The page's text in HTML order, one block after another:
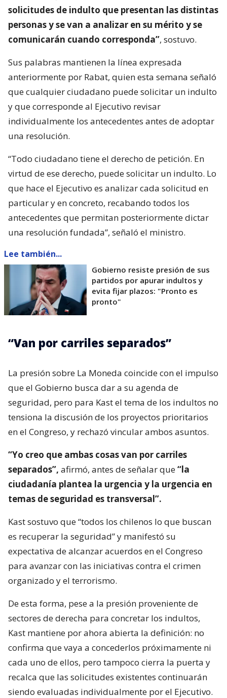
solicitudes de indulto que presentan las distintas
personas y se van a analizar en su mérito y se
comunicarán cuando corresponda”, sostuvo.
Sus palabras mantienen la línea expresada
anteriormente por Rabat, quien esta semana señaló
que cualquier ciudadano puede solicitar un indulto
y que corresponde al Ejecutivo revisar
individualmente los antecedentes antes de adoptar
una resolución.
“Todo ciudadano tiene el derecho de petición. En
virtud de ese derecho, puede solicitar un indulto. Lo
que hace el Ejecutivo es analizar cada solicitud en
particular y en concreto, recabando todos los
antecedentes que permitan posteriormente dictar
una resolución fundada”, señaló el ministro.
Lee también...
Gobierno resiste presión de sus
partidos por apurar indultos y
evita fijar plazos: "Pronto es
pronto"
“Van por carriles separados”
La presión sobre La Moneda coincide con el impulso
que el Gobierno busca dar a su agenda de
seguridad, pero para Kast el tema de los indultos no
tensiona la discusión de los proyectos prioritarios
en el Congreso, y rechazó vincular ambos asuntos.
“Yo creo que ambas cosas van por carriles
separados”, afirmó, antes de señalar que“la
ciudadanía plantea la urgencia y la urgencia en
temas de seguridad es transversal”.
Kast sostuvo que “todos los chilenos lo que buscan
es recuperar la seguridad” y manifestó su
expectativa de alcanzar acuerdos en el Congreso
para avanzar con las iniciativas contra el crimen
organizado y el terrorismo.
De esta forma, pese a la presión proveniente de
sectores de derecha para concretar los indultos,
Kast mantiene por ahora abierta la definición: no
confirma que vaya a concederlos próximamente ni
cada uno de ellos, pero tampoco cierra la puerta y
recalca que las solicitudes existentes continuarán
siendo evaluadas individualmente por el Ejecutivo.